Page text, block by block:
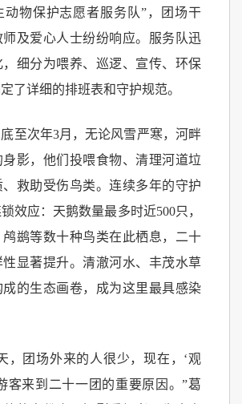
动物保护志愿者服务队”，团场干
及爱心人士纷纷响应。服务队迅
细分为喂养、巡逻、宣传、环保
了详细的排班表和守护规范。
至次年3月，无论风雪严寒，河畔
影，他们投喂食物、清理河道垃
救助受伤鸟类。连续多年的守护
效应：天鹅数量最多时近500只，
鹚等数十种鸟类在此栖息，二十
显著提升。清澈河水、丰茂水草
的生态画卷，成为这里最具感染
，团场外来的人很少，现在，‘观
客来到二十一团的重要原因。”葛